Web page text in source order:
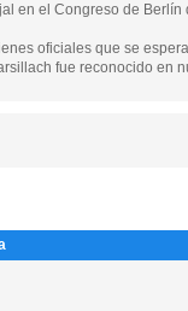
en el Congreso de Berlín
oficiales que se
fue reconocido en